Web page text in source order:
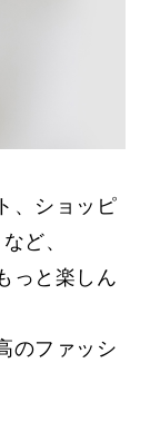
、ショッピ
ど、
っと楽しん
のファッシ